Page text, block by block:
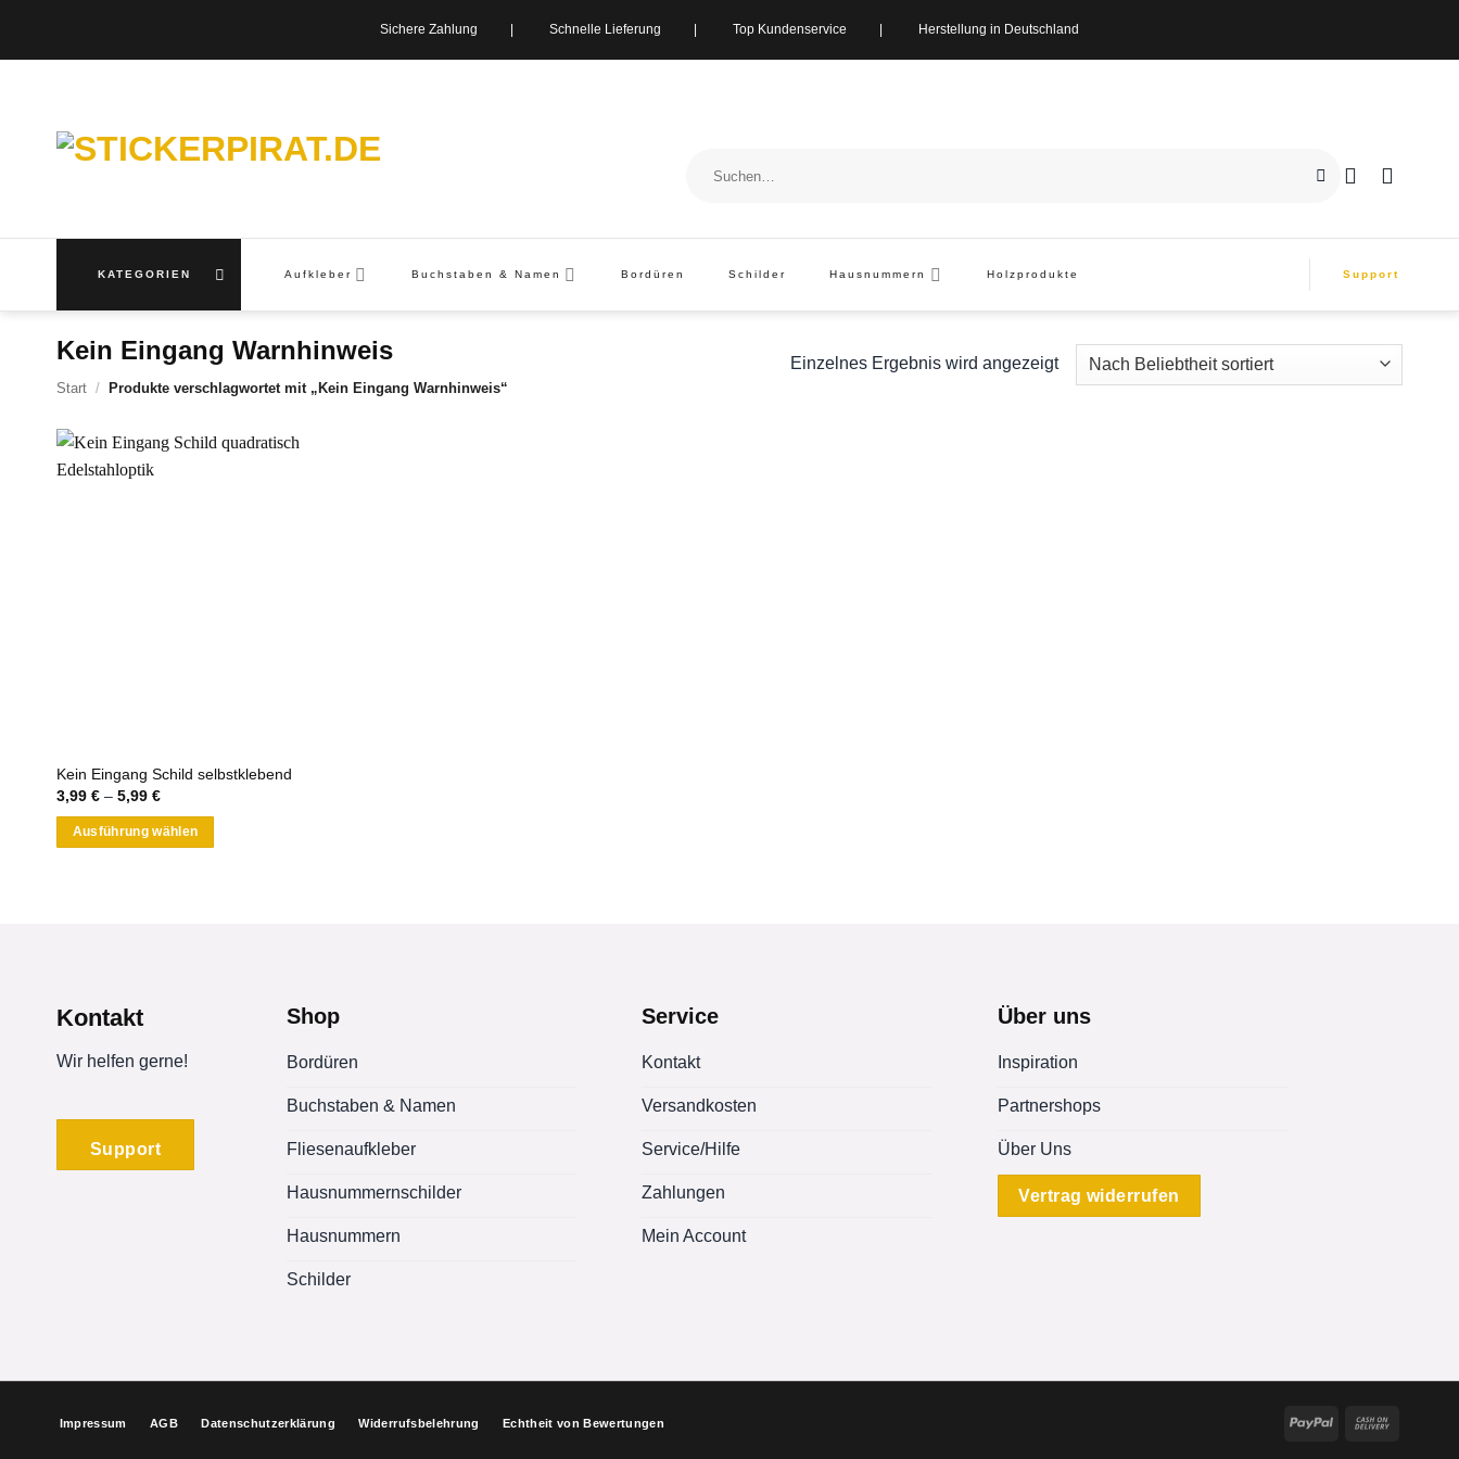
Sichere Zahlung | Schnelle Lieferung | Top Kundenservice | Herstellung in Deutschland
nach:
KATEGORIEN Aufkleber Buchstaben & Namen Bordüren Schilder Hausnummern Holzprodukte Support
Kein Eingang Warnhinweis
Start / Produkte verschlagwortet mit „Kein Eingang Warnhinweis“
Einzelnes Ergebnis wird angezeigt
Kein Eingang Schild selbstklebend
3,99 €– 5,99 €
Ausführung wählen
Die
können
gewählt
Kontakt
Wir helfen gerne!
Support
Shop
Bordüren
Buchstaben & Namen
Fliesenaufkleber
Hausnummernschilder
Hausnummern
Schilder
Service
Kontakt
Versandkosten
Service/Hilfe
Zahlungen
Mein Account
Über uns
Inspiration
Partnershops
Über Uns
Vertrag widerrufen
Impressum AGB Datenschutzerklärung Widerrufsbelehrung Echtheit von Bewertungen PayPal